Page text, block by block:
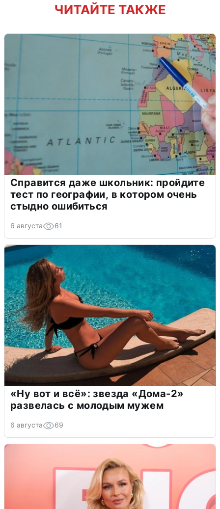
ЧИТАЙТЕ ТАКЖЕ
Справится даже школьник: пройдите
тест по географии, в котором очень
стыдно ошибиться
6 августа 61
«Ну вот и всё»: звезда «Дома-2»
развелась с молодым мужем
6 августа 69